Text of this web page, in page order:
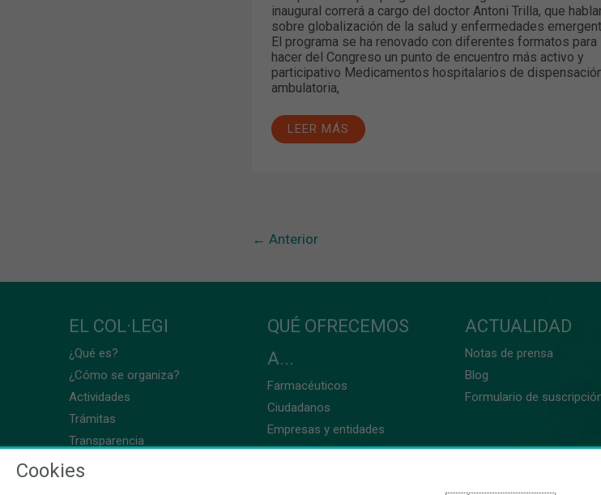
inaugural correrá a cargo del doctor Antoni Trilla, que
sobre globalización de la salud y enfermedades
El programa se ha renovado con diferentes formatos para
hacer del Congreso un punto de encuentro más activo y
participativo Medicamentos hospitalarios de
ambulatoria,
LEER MÁS
← Anterior
EL COL·LEGI
¿Qué es?
¿Cómo se organiza?
Actividades
Trámitas
Transparencia
QUÉ OFRECEMOS
A...
Farmacéuticos
Ciudadanos
Empresas y entidades
ACTUALIDAD
Notas de prensa
Blog
Formulario de
Cookies